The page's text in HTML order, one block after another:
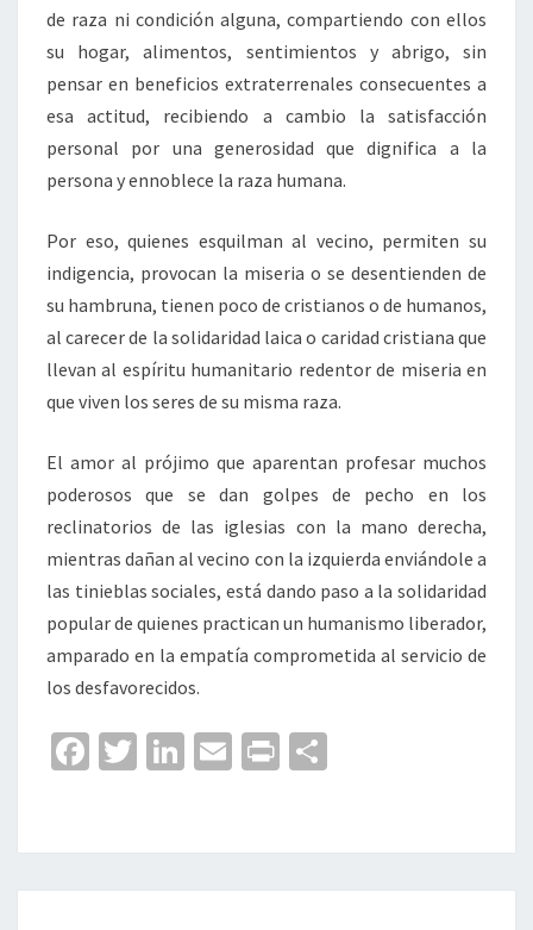
de raza ni condición alguna, compartiendo con ellos
su hogar, alimentos, sentimientos y abrigo, sin
pensar en beneficios extraterrenales consecuentes a
esa actitud, recibiendo a cambio la satisfacción
personal por una generosidad que dignifica a la
persona y ennoblece la raza humana.
Por eso, quienes esquilman al vecino, permiten su
indigencia, provocan la miseria o se desentienden de
su hambruna, tienen poco de cristianos o de humanos,
al carecer de la solidaridad laica o caridad cristiana que
llevan al espíritu humanitario redentor de miseria en
que viven los seres de su misma raza.
El amor al prójimo que aparentan profesar muchos
poderosos que se dan golpes de pecho en los
reclinatorios de las iglesias con la mano derecha,
mientras dañan al vecino con la izquierda enviándole a
las tinieblas sociales, está dando paso a la solidaridad
popular de quienes practican un humanismo liberador,
amparado en la empatía comprometida al servicio de
los desfavorecidos.
Fa
o
o
T
er
Li
dI
n
E
l
Pr
p
ar